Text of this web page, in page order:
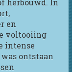
herbouwd. In
en
voltooiing
intense
ontstaan